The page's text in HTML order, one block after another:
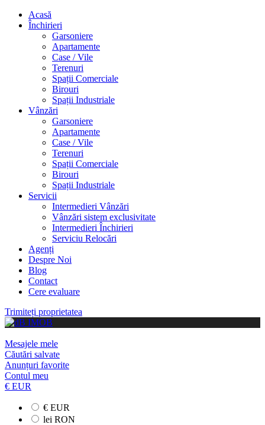
Acasă
Închirieri
Garsoniere
Apartamente
Case / Vile
Terenuri
Spații Comerciale
Birouri
Spații Industriale
Vânzări
Garsoniere
Apartamente
Case / Vile
Terenuri
Spații Comerciale
Birouri
Spații Industriale
Servicii
Intermedieri Vânzări
Vânzări sistem exclusivitate
Intermedieri Închirieri
Serviciu Relocări
Agenți
Despre Noi
Blog
Contact
Cere evaluare
Trimiteți proprietatea
Mesajele mele
Căutări salvate
Anunțuri favorite
Contul meu
€ EUR
€ EUR
lei RON